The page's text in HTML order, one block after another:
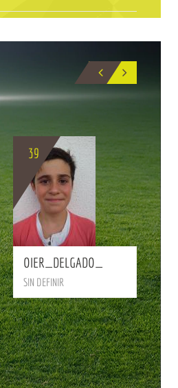
BIO
39
OIER_DELGADO_
SIN DEFINIR